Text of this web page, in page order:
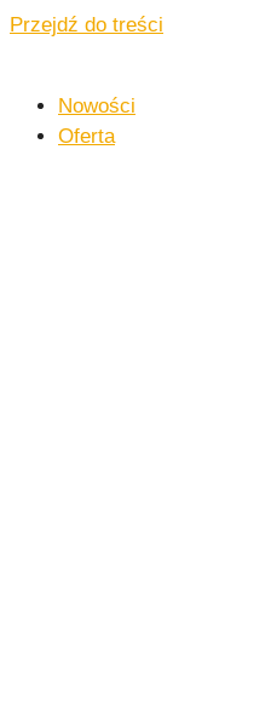
Przejdź do treści
Nowości
Oferta